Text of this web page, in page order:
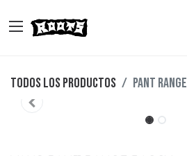
Todos los productos PANT